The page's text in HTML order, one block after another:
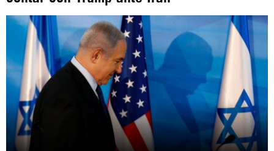
Instagram como: hispan_tv